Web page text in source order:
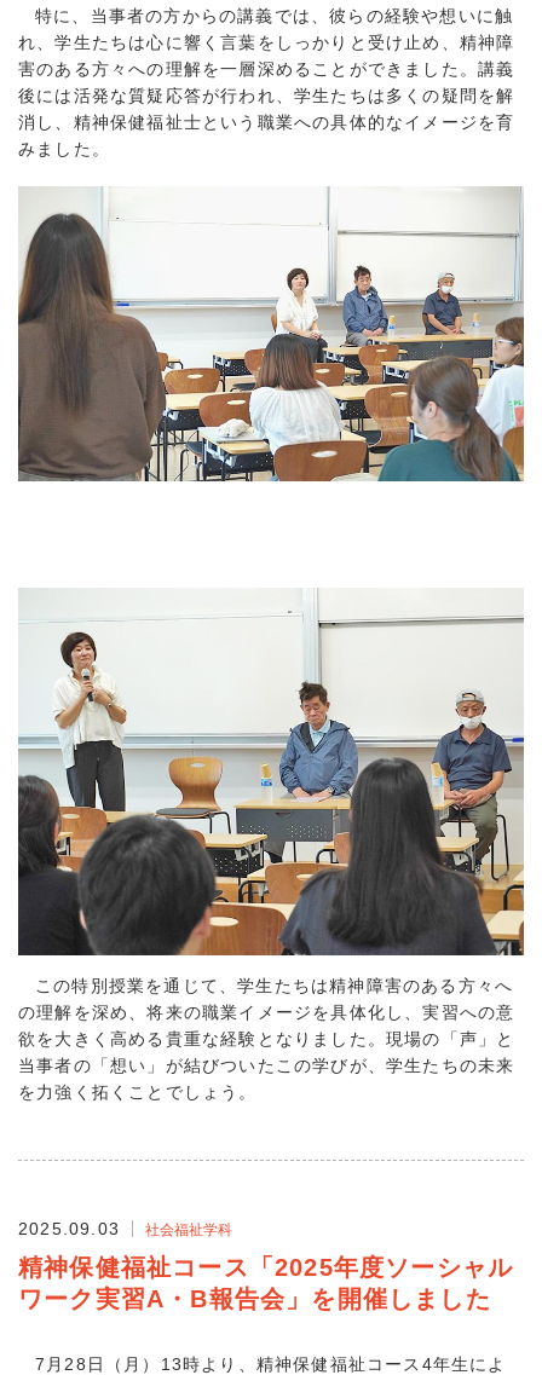
特に、当事者の方からの講義では、彼らの経験や想いに触
れ、学生たちは心に響く言葉をしっかりと受け止め、精神障
害のある方々への理解を一層深めることができました。講義
後には活発な質疑応答が行われ、学生たちは多くの疑問を解
消し、精神保健福祉士という職業への具体的なイメージを育
みました。
この特別授業を通じて、学生たちは精神障害のある方々へ
の理解を深め、将来の職業イメージを具体化し、実習への意
欲を大きく高める貴重な経験となりました。現場の「声」と
当事者の「想い」が結びついたこの学びが、学生たちの未来
を力強く拓くことでしょう。
2025.09.03 社会福祉学科
精神保健福祉コース「2025年度ソーシャル
ワーク実習A・B報告会」を開催しました
7月28日（月）13時より、精神保健福祉コース4年生によ